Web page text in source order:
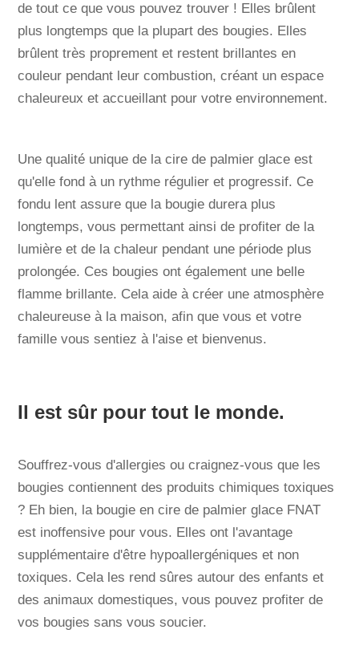
de tout ce que vous pouvez trouver ! Elles brûlent
plus longtemps que la plupart des bougies. Elles
brûlent très proprement et restent brillantes en
couleur pendant leur combustion, créant un espace
chaleureux et accueillant pour votre environnement.
Une qualité unique de la cire de palmier glace est
qu'elle fond à un rythme régulier et progressif. Ce
fondu lent assure que la bougie durera plus
longtemps, vous permettant ainsi de profiter de la
lumière et de la chaleur pendant une période plus
prolongée. Ces bougies ont également une belle
flamme brillante. Cela aide à créer une atmosphère
chaleureuse à la maison, afin que vous et votre
famille vous sentiez à l'aise et bienvenus.
Il est sûr pour tout le monde.
Souffrez-vous d'allergies ou craignez-vous que les
bougies contiennent des produits chimiques toxiques
? Eh bien, la bougie en cire de palmier glace FNAT
est inoffensive pour vous. Elles ont l'avantage
supplémentaire d'être hypoallergéniques et non
toxiques. Cela les rend sûres autour des enfants et
des animaux domestiques, vous pouvez profiter de
vos bougies sans vous soucier.